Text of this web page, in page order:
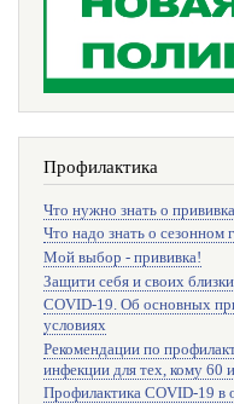
Профилактика
Что нужно знать о
Что надо знать о сезонном
Мой выбор - прививка!
Защити себя и своих
COVID-19. Об основных
условиях
Рекомендации по
инфекции для тех, кому 60
Профилактика COVID-19 в